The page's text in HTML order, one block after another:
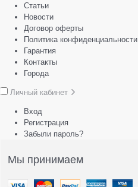
Статьи
Новости
Договор оферты
Политика конфиденциальности
Гарантия
Контакты
Города
Личный кабинет
Вход
Регистрация
Забыли пароль?
Мы принимаем